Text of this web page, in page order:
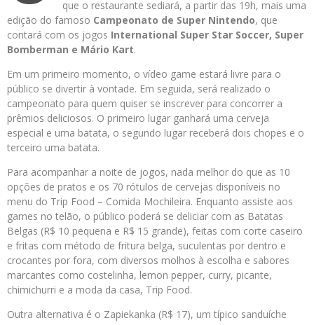
que o restaurante sediará, a partir das 19h, mais uma
edição do famoso Campeonato de Super Nintendo, que
contará com os jogos International Super Star Soccer, Super
Bomberman e Mário Kart.
Em um primeiro momento, o vídeo game estará livre para o
público se divertir à vontade. Em seguida, será realizado o
campeonato para quem quiser se inscrever para concorrer a
prêmios deliciosos. O primeiro lugar ganhará uma cerveja
especial e uma batata, o segundo lugar receberá dois chopes e o
terceiro uma batata.
Para acompanhar a noite de jogos, nada melhor do que as 10
opções de pratos e os 70 rótulos de cervejas disponíveis no
menu do Trip Food – Comida Mochileira. Enquanto assiste aos
games no telão, o público poderá se deliciar com as Batatas
Belgas (R$ 10 pequena e R$ 15 grande), feitas com corte caseiro
e fritas com método de fritura belga, suculentas por dentro e
crocantes por fora, com diversos molhos à escolha e sabores
marcantes como costelinha, lemon pepper, curry, picante,
chimichurri e a moda da casa, Trip Food.
Outra alternativa é o Zapiekanka (R$ 17), um típico sanduíche